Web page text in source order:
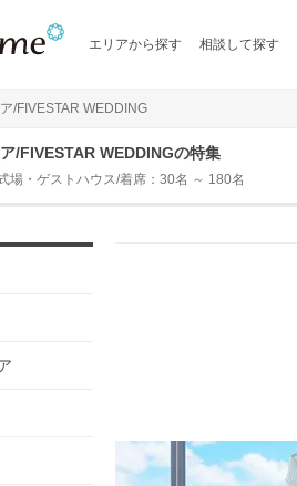
エリアから探す 相談して探す
/FIVESTAR WEDDING
/FIVESTAR WEDDINGの特集
場・ゲストハウス/着席：30名 ～ 180名